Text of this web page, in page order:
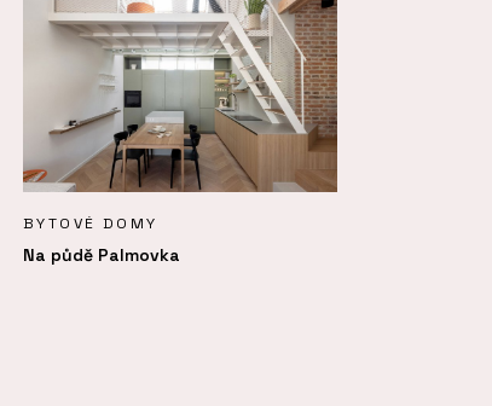
BYTOVÉ DOMY
Na půdě Palmovka